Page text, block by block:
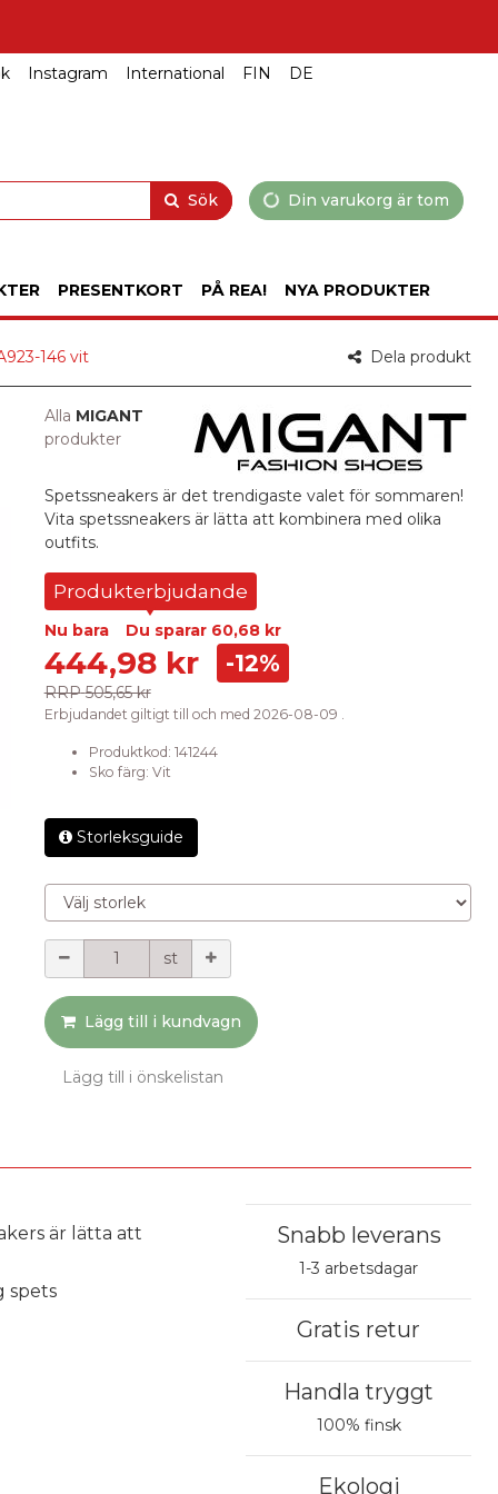
Instagram International FIN DE
Sök Din varukorg är tom
PRESENTKORT PÅ REA! NYA PRODUKTER
Dela produkt
146 vit
Alla MIGANT
produkter
Spetssneakers är det trendigaste valet för sommaren!
Vita spetssneakers är lätta att kombinera med olika
outfits.
Produkterbjudande
Nu bara Du sparar 60,68 kr
444,98 kr
RRP 505,65 kr
-12%
Erbjudandet giltigt till och med 2026-08-09 .
Produktkod: 141244
Sko färg: Vit
Storleksguide
Välj storlek
Mängd
st
Lägg till i kundvagn
Lägg till i önskelistan
är lätta att
spets
Snabb leverans
1-3 arbetsdagar
Gratis retur
Handla tryggt
100% finsk
Ekologi